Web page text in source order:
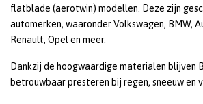
flatblade (aerotwin) modellen. Deze zijn
automerken, waaronder Volkswagen, BMW,
Renault, Opel en meer.
Dankzij de hoogwaardige materialen blijven
betrouwbaar presteren bij regen, sneeuw en